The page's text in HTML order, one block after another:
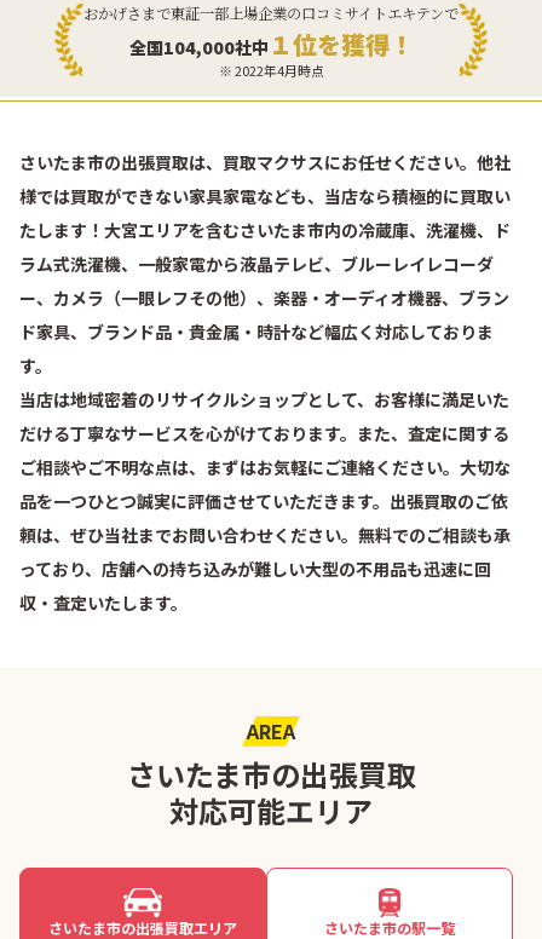
おかげさまで東証一部上場企業の口コミサイトエキテンで
全国104,000社中 １位を獲得！
※ 2022年4月時点
さいたま市の出張買取は、買取マクサスにお任せください。他社
様では買取ができない家具家電なども、当店なら積極的に買取い
たします！大宮エリアを含むさいたま市内の冷蔵庫、洗濯機、ド
ラム式洗濯機、一般家電から液晶テレビ、ブルーレイレコーダ
ー、カメラ（一眼レフその他）、楽器・オーディオ機器、ブラン
ド家具、ブランド品・貴金属・時計など幅広く対応しておりま
す。
当店は地域密着のリサイクルショップとして、お客様に満足いた
だける丁寧なサービスを心がけております。また、査定に関する
ご相談やご不明な点は、まずはお気軽にご連絡ください。大切な
品を一つひとつ誠実に評価させていただきます。出張買取のご依
頼は、ぜひ当社までお問い合わせください。無料でのご相談も承
っており、店舗への持ち込みが難しい大型の不用品も迅速に回
収・査定いたします。
AREA
さいたま市の出張買取
対応可能エリア
さいたま市の出張買取エリア さいたま市の駅一覧